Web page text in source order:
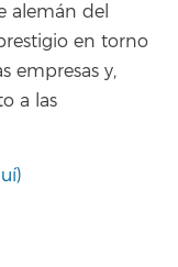
alemán del
en torno
empresas y,
a las